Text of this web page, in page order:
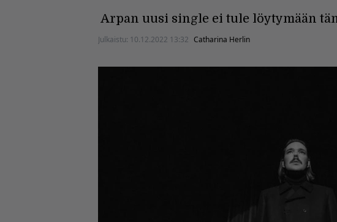
Arpan uusi single ei tule löytymään
Julkaistu: 10.12.2022 13:32 Catharina Herlin